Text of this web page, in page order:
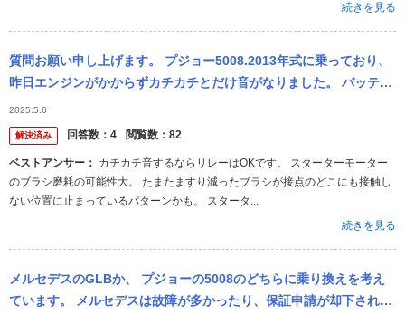
続きを見る
質問お願い申し上げます。 プジョー5008.2013年式に乗っており、
昨日エンジンがかからずカチカチとだけ音がなりました。 バッテリ
ーかと思い確認しましたが、バッテリー自体に不備はなく原因...
2025.5.6
解決済み 回答数： 4 閲覧数： 82
ベストアンサー：
のブラシ磨耗の可能性大。 たまたますり減ったブラシが接点のどこにも接触し
ない位置に止まっているパターンかも。 スタータ...
続きを見る
メルセデスのGLBか、 プジョーの5008のどちらに乗り換えを考え
ています。 メルセデスは故障が多かったり、保証申請が却下された